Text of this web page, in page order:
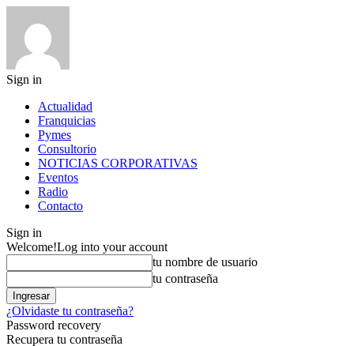
Sign in
Actualidad
Franquicias
Pymes
Consultorio
NOTICIAS CORPORATIVAS
Eventos
Radio
Contacto
Sign in
Welcome!Log into your account
tu nombre de usuario
tu contraseña
¿Olvidaste tu contraseña?
Password recovery
Recupera tu contraseña